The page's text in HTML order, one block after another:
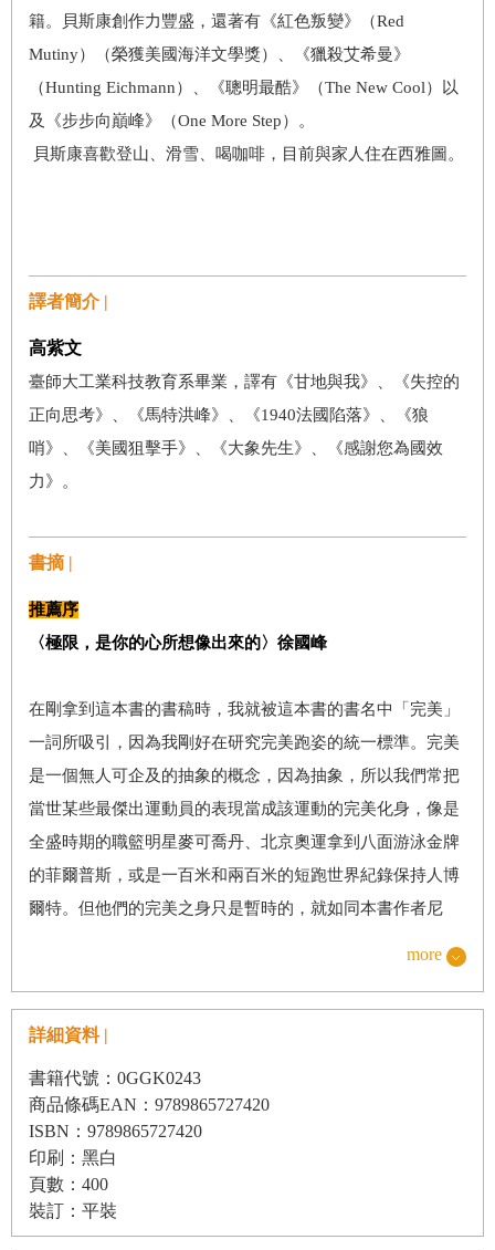
籍。貝斯康創作力豐盛，還著有《紅色叛變》（Red
Mutiny）（榮獲美國海洋文學獎）、《獵殺艾希曼》
（Hunting Eichmann）、《聰明最酷》（The New Cool）以
及《步步向巔峰》（One More Step）。
貝斯康喜歡登山、滑雪、喝咖啡，目前與家人住在西雅圖。
譯者簡介 |
高紫文
臺師大工業科技教育系畢業，譯有《甘地與我》、《失控的
正向思考》、《馬特洪峰》、《1940法國陷落》、《狼
哨》、《美國狙擊手》、《大象先生》、《感謝您為國效
力》。
書摘 |
推薦序
〈極限，是你的心所想像出來的〉徐國峰
在剛拿到這本書的書稿時，我就被這本書的書名中「完美」
一詞所吸引，因為我剛好在研究完美跑姿的統一標準。完美
是一個無人可企及的抽象的概念，因為抽象，所以我們常把
當世某些最傑出運動員的表現當成該運動的完美化身，像是
全盛時期的職籃明星麥可喬丹、北京奧運拿到八面游泳金牌
的菲爾普斯，或是一百米和兩百米的短跑世界紀錄保持人博
爾特。但他們的完美之身只是暫時的，就如同本書作者尼
天才畫家薩爾瓦多．達利（Salvador Dalí）跟學生曾經有過
一段關於完美的討論。學生問達利：「如果達到完美了，之
後該怎麼辦。」達利回說：「不用擔心完美之後的事，因為
你永遠也無法達到。」
一九五四年以前，全世界對完美一英里的定義是能夠在四分
鐘內完成的跑者。因為當時全世界的人都認為不可能有人可
more
詳細資料 |
書籍代號：0GGK0243
商品條碼EAN：9789865727420
ISBN：9789865727420
印刷：黑白
頁數：400
裝訂：平裝